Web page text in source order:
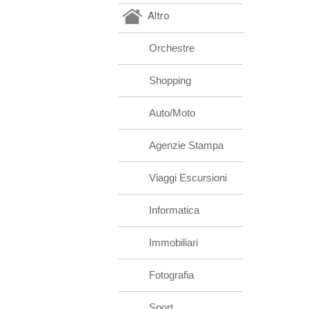
Altro
Orchestre
Shopping
Auto/Moto
Agenzie Stampa
Viaggi Escursioni
Informatica
Immobiliari
Fotografia